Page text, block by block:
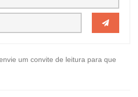
um convite de leitura para que